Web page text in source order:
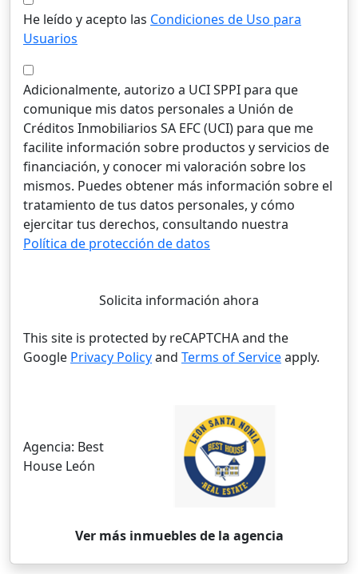
He leído y acepto las Condiciones de Uso para
Usuarios
Adicionalmente, autorizo a UCI SPPI para que
comunique mis datos personales a Unión de
Créditos Inmobiliarios SA EFC (UCI) para que me
facilite información sobre productos y servicios de
financiación, y conocer mi valoración sobre los
mismos. Puedes obtener más información sobre el
tratamiento de tus datos personales, y cómo
ejercitar tus derechos, consultando nuestra
Política de protección de datos
Solicita información ahora
This site is protected by reCAPTCHA and the
Google Privacy Policyand Terms of Serviceapply.
Agencia: Best
House León
Ver más inmuebles de la agencia